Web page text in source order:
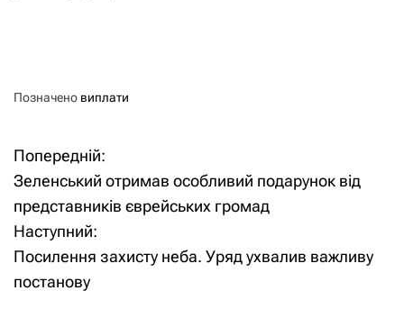
Позначено виплати
Н
а
в
і
Попередній:
Зеленський отримав особливий подарунок від
представників єврейських громад
Наступний:
Посилення захисту неба. Уряд ухвалив важливу
постанову